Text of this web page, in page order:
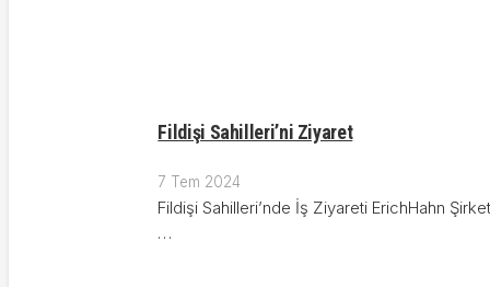
Fildişi Sahilleri’ni Ziyaret
7 Tem 2024
Fildişi Sahilleri’nde İş Ziyareti ErichHahn
…